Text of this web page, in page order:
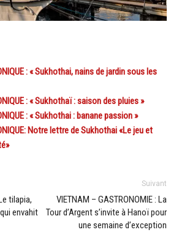
: « Sukhothai, nains de jardin sous les
: « Sukhothaï : saison des pluies »
: « Sukhothai : banane passion »
Notre lettre de Sukhothai «Le jeu et
tilapia,
envahit
Suivant
VIETNAM – GASTRONOMIE : La
Tour d’Argent s’invite à Hanoï pour
une semaine d’exception